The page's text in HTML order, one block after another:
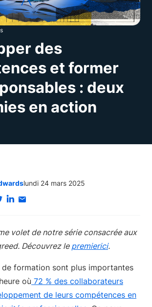
des
et former
: deux
en action
lundi 24 mars 2025
volet de notre série consacrée aux
Découvrez le premierici.
de formation sont plus importantes
où 72 % des collaborateurs
de leurs compétences en